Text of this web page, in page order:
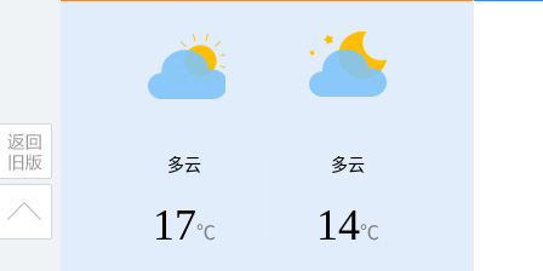
多云
17℃
多云
14℃